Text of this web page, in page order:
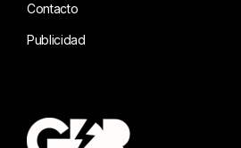
Contacto
Publicidad